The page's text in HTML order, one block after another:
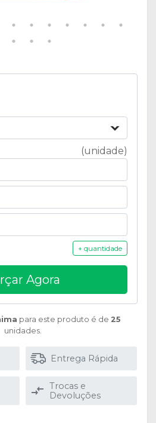
(unidade)
+ quantidade
Agora
para este produto é de 25
unidades.
Entrega Rápida
Trocas e
Devoluções